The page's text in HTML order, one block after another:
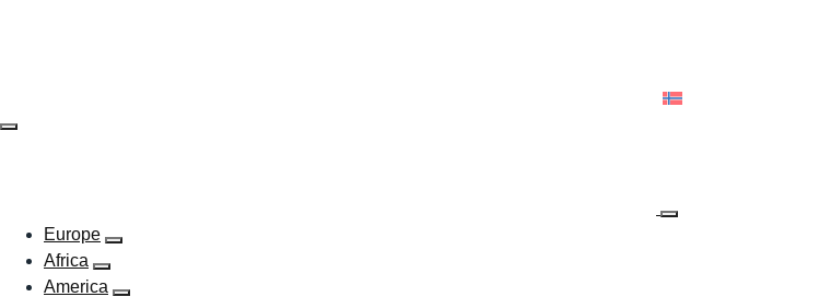
Europe
Africa
America